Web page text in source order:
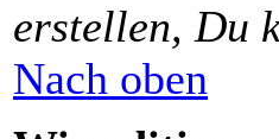
erstellen, Du
Nach oben